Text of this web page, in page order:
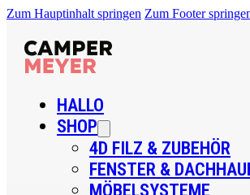
Zum Hauptinhalt springen Zum Footer
HALLO
SHOP
4D FILZ & ZUBEHÖR
FENSTER &
MÖBELSYSTEME